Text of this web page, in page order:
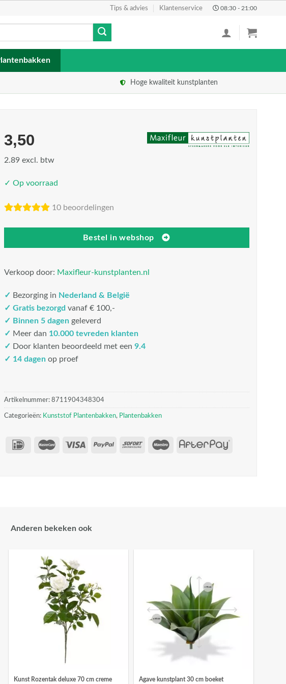
Tips & advies Klantenservice 08:30 - 21:00
Hoge kwaliteit kunstplanten
3,50
2.89 excl. btw
✓ Op voorraad
10 beoordelingen
Bestel in webshop
Verkoop door: Maxifleur-kunstplanten.nl
✓ Bezorging in Nederland & België
✓ Gratis bezorgd vanaf € 100,-
✓ Binnen 5 dagengeleverd
✓ Meer dan 10.000 tevreden klanten
✓ Door klanten beoordeeld met een 9.4
✓ 14 dagenop proef
Artikelnummer: 8711904348304
Categorieën: Kunststof Plantenbakken, Plantenbakken
Anderen bekeken ook
Kunst Rozentak deluxe 70 cm creme Agave kunstplant 30 cm boeket